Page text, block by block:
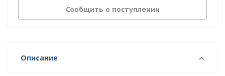
Сообщить о поступлении
Описание